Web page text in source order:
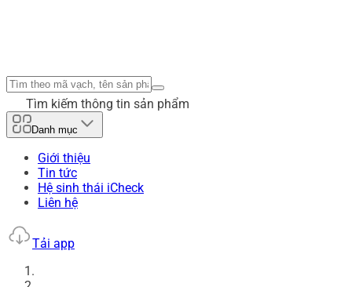
Tìm kiếm thông tin sản phẩm
Danh mục
Giới thiệu
Tin tức
Hệ sinh thái iCheck
Liên hệ
Tải app